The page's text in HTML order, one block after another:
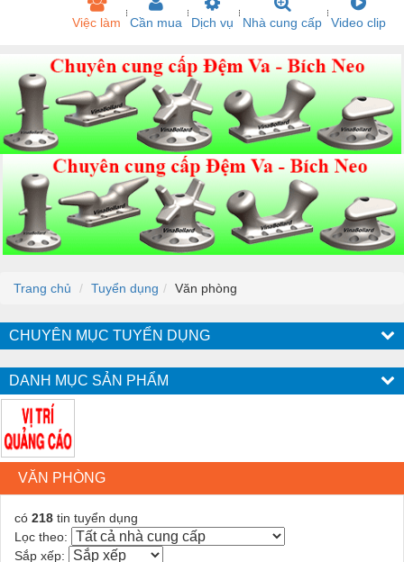
Việc làm Cần mua Dịch vụ Nhà cung cấp Video clip
Trang chủ Tuyển dụng Văn phòng
CHUYÊN MỤC TUYỂN DỤNG
DANH MỤC SẢN PHẨM
VĂN PHÒNG
có 218 tin tuyển dụng
Lọc theo:
Sắp xếp: